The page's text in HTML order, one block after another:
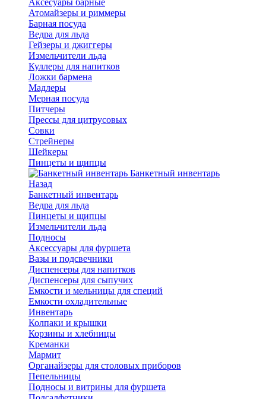
Атомайзеры и риммеры
Барная посуда
Ведра для льда
Гейзеры и джиггеры
Измельчители льда
Куллеры для напитков
Ложки бармена
Мадлеры
Мерная посуда
Питчеры
Прессы для цитрусовых
Совки
Стрейнеры
Шейкеры
Пинцеты и щипцы
Банкетный инвентарь
Назад
Банкетный инвентарь
Ведра для льда
Пинцеты и щипцы
Измельчители льда
Подносы
Аксессуары для фуршета
Вазы и подсвечники
Диспенсеры для напитков
Диспенсеры для сыпучих
Емкости и мельницы для специй
Емкости охладительные
Инвентарь
Колпаки и крышки
Корзины и хлебницы
Креманки
Мармит
Органайзеры для столовых приборов
Пепельницы
Подносы и витрины для фуршета